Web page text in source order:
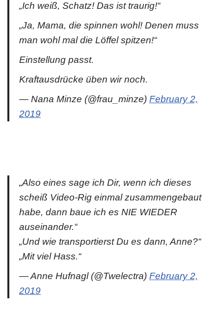
„Ich weiß, Schatz! Das ist traurig!“
„Ja, Mama, die spinnen wohl! Denen muss
man wohl mal die Löffel spitzen!“
Einstellung passt.
Kraftausdrücke üben wir noch.
— Nana Minze (@frau_minze) February 2,
2019
„Also eines sage ich Dir, wenn ich dieses
scheiß Video-Rig einmal zusammengebaut
habe, dann baue ich es NIE WIEDER
auseinander.“
„Und wie transportierst Du es dann, Anne?“
„Mit viel Hass.“
— Anne Hufnagl (@Twelectra) February 2,
2019